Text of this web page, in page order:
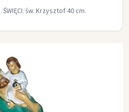
/ŚWIĘCI/św. Krzysztof 40 cm.